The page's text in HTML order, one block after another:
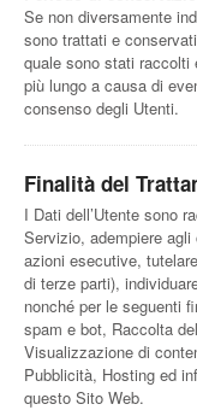
Se non diversamente
sono trattati e
quale sono stati raccolti
più lungo a causa di
consenso degli Utenti.
Finalità del
I Dati dell’Utente sono
Servizio, adempiere
azioni esecutive,
di terze parti),
nonché per le seguenti
spam e bot, Raccolta
Visualizzazione di
Pubblicità, Hosting ed
questo Sito Web.